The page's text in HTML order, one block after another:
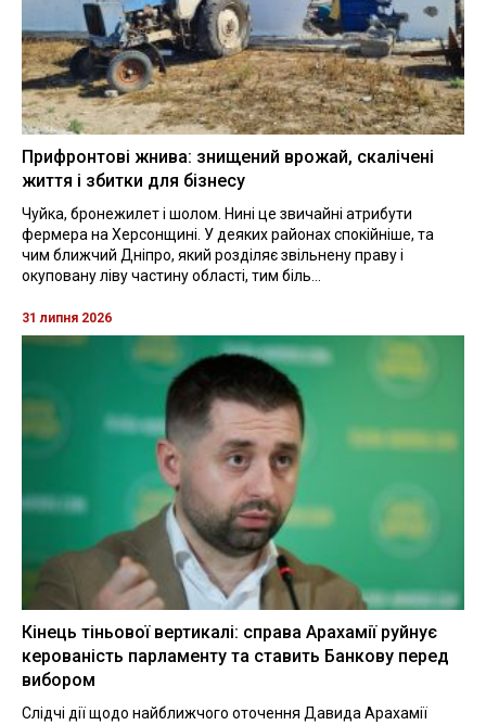
Прифронтові жнива: знищений врожай, скалічені
життя і збитки для бізнесу
Чуйка, бронежилет і шолом. Нині це звичайні атрибути
фермера на Херсонщині. У деяких районах спокійніше, та
чим ближчий Дніпро, який розділяє звільнену праву і
окуповану ліву частину області, тим біль...
31 липня 2026
Кінець тіньової вертикалі: справа Арахамії руйнує
керованість парламенту та ставить Банкову перед
вибором
Слідчі дії щодо найближчого оточення Давида Арахамії